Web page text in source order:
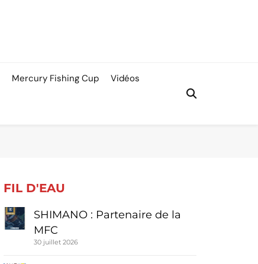
Mercury Fishing Cup Vidéos
FIL D'EAU
SHIMANO : Partenaire de la
MFC
30 juillet 2026